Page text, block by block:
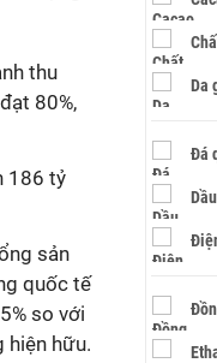
thu
80%,
186 tỷ
sản
quốc tế
so với
hiện hữu.
Da
Đá